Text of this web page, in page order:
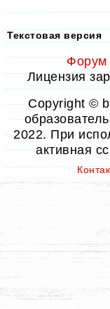
Текстовая версия
Форум
Лицензия
Copyright ©
2022. При
активная